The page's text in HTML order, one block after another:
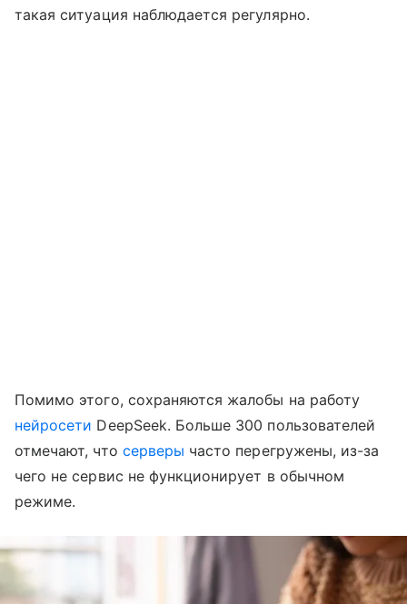
такая ситуация наблюдается регулярно.
Помимо этого, сохраняются жалобы на работу
нейросети DeepSeek. Больше 300 пользователей
отмечают, что серверы часто перегружены, из-за
чего не сервис не функционирует в обычном
режиме.